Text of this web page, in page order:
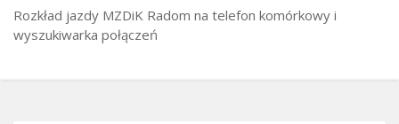
Rozkład jazdy MZDiK Radom na telefon komórkowy i
wyszukiwarka połączeń